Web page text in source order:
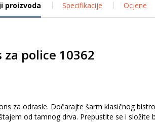
proizvoda Specifikacije Ocjene
police 10362
za odrasle. Dočarajte šarm klasičnog
od tamnog drva. Prepustite se i